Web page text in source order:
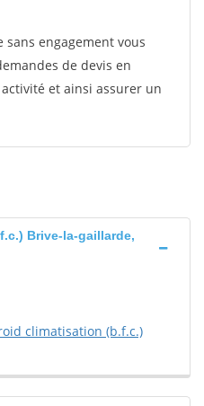
engagement vous
de devis en
et ainsi assurer un
Brive-la-gaillarde,
climatisation (b.f.c.)